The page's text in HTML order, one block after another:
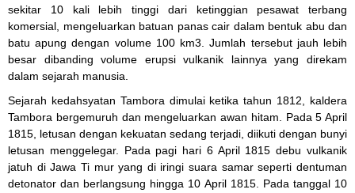
sekitar 10 kali lebih tinggi dari ketinggian pesawat terbang
komersial, mengeluarkan batuan panas cair dalam bentuk abu dan
batu apung dengan volume 100 km3. Jumlah tersebut jauh lebih
besar dibanding volume erupsi vulkanik lainnya yang direkam
dalam sejarah manusia.
Sejarah kedahsyatan Tambora dimulai ketika tahun 1812, kaldera
Tambora bergemuruh dan mengeluarkan awan hitam. Pada 5 April
1815, letusan dengan kekuatan sedang terjadi, diikuti dengan bunyi
letusan menggelegar. Pada pagi hari 6 April 1815 debu vulkanik
jatuh di Jawa Ti mur yang di iringi suara samar seperti dentuman
detonator dan berlangsung hingga 10 April 1815. Pada tanggal 10